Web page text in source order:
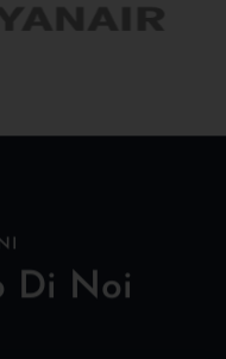
Di Noi